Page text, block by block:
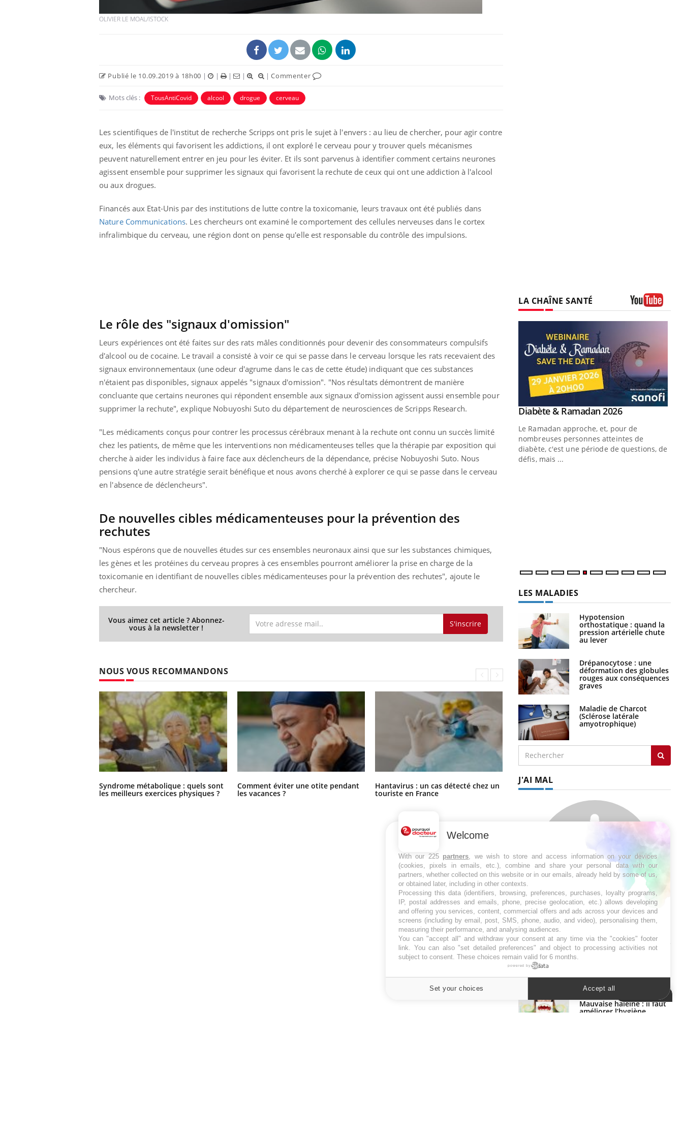
OLIVIER LE MOAL/ISTOCK
Publié le 10.09.2019 à 18h00 | | | | |Commenter
Mots clés : TousAntiCovid alcool drogue cerveau
Les scientifiques de l'institut de recherche Scripps ont pris le sujet à l'envers : au lieu de chercher, pour agir contre
eux, les éléments qui favorisent les addictions, il ont exploré le cerveau pour y trouver quels mécanismes
peuvent naturellement entrer en jeu pour les éviter. Et ils sont parvenus à identifier comment certains neurones
agissent ensemble pour supprimer les signaux qui favorisent la rechute de ceux qui ont une addiction à l'alcool
ou aux drogues.
Financés aux Etat-Unis par des institutions de lutte contre la toxicomanie, leurs travaux ont été publiés dans
Nature Communications. Les chercheurs ont examiné le comportement des cellules nerveuses dans le cortex
infralimbique du cerveau, une région dont on pense qu'elle est responsable du contrôle des impulsions.
Le rôle des "signaux d'omission"
Leurs expériences ont été faites sur des rats mâles conditionnés pour devenir des consommateurs compulsifs
d'alcool ou de cocaine. Le travail a consisté à voir ce qui se passe dans le cerveau lorsque les rats recevaient des
signaux environnementaux (une odeur d'agrume dans le cas de cette étude) indiquant que ces substances
n'étaient pas disponibles, signaux appelés "signaux d'omission". "Nos résultats démontrent de manière
concluante que certains neurones qui répondent ensemble aux signaux d'omission agissent aussi ensemble pour
supprimer la rechute", explique Nobuyoshi Suto du département de neurosciences de Scripps Research.
"Les médicaments conçus pour contrer les processus cérébraux menant à la rechute ont connu un succès limité
chez les patients, de même que les interventions non médicamenteuses telles que la thérapie par exposition qui
cherche à aider les individus à faire face aux déclencheurs de la dépendance, précise Nobuyoshi Suto. Nous
pensions q'une autre stratégie serait bénéfique et nous avons cherché à explorer ce qui se passe dans le cerveau
en l'absence de déclencheurs".
De nouvelles cibles médicamenteuses pour la prévention des
rechutes
"Nous espérons que de nouvelles études sur ces ensembles neuronaux ainsi que sur les substances chimiques,
les gènes et les protéines du cerveau propres à ces ensembles pourront améliorer la prise en charge de la
toxicomanie en identifiant de nouvelles cibles médicamenteuses pour la prévention des rechutes", ajoute le
chercheur.
Vous aimez cet article ? Abonnez-
vous à la newsletter ! S'inscrire
NOUS VOUS RECOMMANDONS
Syndrome métabolique : quels sont
les meilleurs exercices physiques ?
Comment éviter une otite pendant
les vacances ?
Hantavirus : un cas détecté chez un
touriste en France
Mortalité infantile : un rapport
s’interroge sur son taux élevé en
LA CHAÎNE SANTÉ
Carence en fer : comprendre pour
Fatigue, irritabilité, brouillard mental ou
même alopécie… Les symptômes de la
carence en fer sont multiples ce qui la rend
Youtube
Insuline & Charge mentale : et si on
En 2026, l'insuline dans le diabète de type 2
reste entourée d'idées reçues chez les
patients comme parfois chez les soignants.
Youtube
Eczéma Chronique des Mains : se
rythme de vie ! Vacances, plage, piscine,
soleil, activités en plein air… Nos mains
sont ...
Youtube
Diabète & Ramadan 2026Youtube
Le Ramadan approche, et, pour de
nombreuses personnes atteintes de
diabète, c'est une période de questions, de
défis, mais ...
LES MALADIES
Hypotension
orthostatique : quand la
pression artérielle chute
au lever
Drépanocytose : une
déformation des globules
rouges aux conséquences
graves
Maladie de Charcot
(Sclérose latérale
amyotrophique)
J'AI MAL
SYMPTÔMES
Mauvaise haleine : il faut
améliorer l’hygiène
Welcome
With our 225 partners, we wish to store and access information on your devices
(cookies, pixels in emails, etc.), combine and share your personal data with our
partners, whether collected on this website or in our emails, already held by some of us,
or obtained later, including in other contexts.
Processing this data (identifiers, browsing, preferences, purchases, loyalty programs,
IP, postal addresses and emails, phone, precise geolocation, etc.) allows developing
and offering you services, content, commercial offers and ads across your devices and
screens (including by email, post, SMS, phone, audio, and video), personalising them,
measuring their performance, and analysing audiences.
You can "accept all" and withdraw your consent at any time via the "cookies" footer
link. You can also "set detailed preferences" and object to processing activities not
subject to consent. These choices remain valid for 6 months.
powered by
Set your choices Accept all